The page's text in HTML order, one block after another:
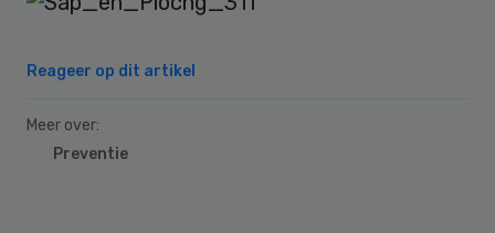
Reageer op dit artikel
Meer over:
Preventie